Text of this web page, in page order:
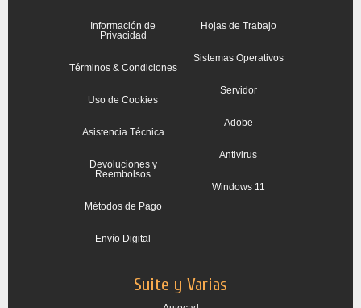
Información de
Privacidad
Términos & Condiciones
Uso de Cookies
Asistencia Técnica
Devoluciones y
Reembolsos
Métodos de Pago
Envío Digital
Hojas de Trabajo
Sistemas Operativos
Servidor
Adobe
Antivirus
Windows 11
Suite y Varias